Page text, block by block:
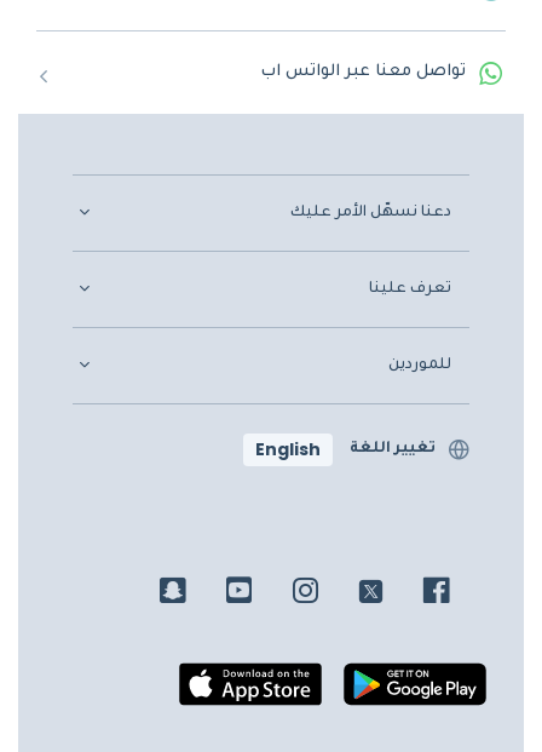
تواصل معنا عبر الواتس اب
دعنا نسهّل الأمر عليك
تعرف علينا
للموردين
تغيير اللغة English